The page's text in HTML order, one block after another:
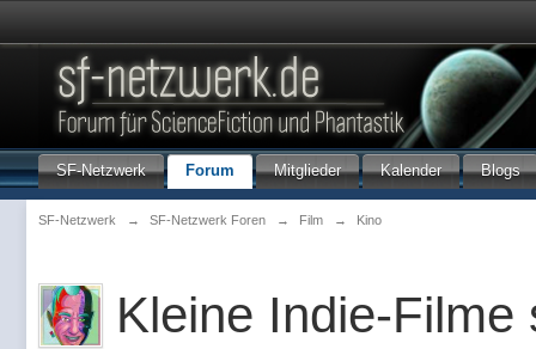
SF-Netzwerk Forum Mitglieder Kalender Blogs
SF-Netzwerk → SF-Netzwerk Foren → Film → Kino
Kleine Indie-